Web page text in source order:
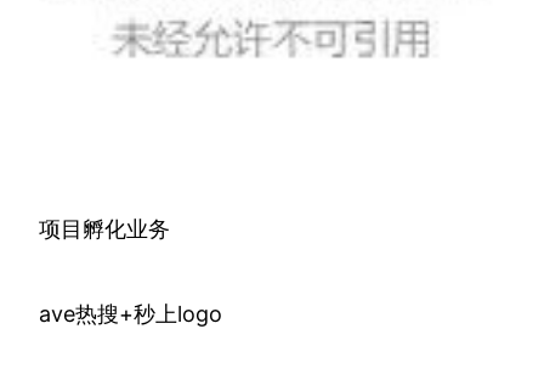
项目孵化业务
ave热搜+秒上logo